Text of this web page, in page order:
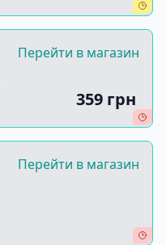
Перейти в магазин
359 грн
Перейти в магазин